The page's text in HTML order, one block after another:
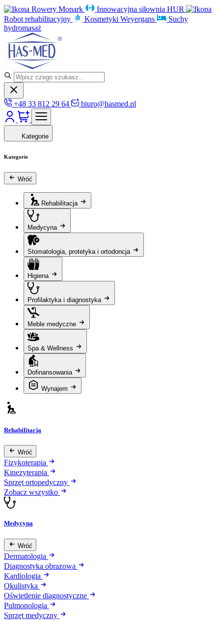
Rowery Monark
Innowacyjna siłownia HUR
Robot rehabilitacyjny
Kosmetyki Weyergans
Suchy
hydromasaż
+48 33 812 29 64 biuro@hasmed.pl
Kategorie
Kategorie
Wróć
Rehabilitacja
Medycyna
Stomatologia, protetyka i ortodoncja
Higiena
Profilaktyka i diagnostyka
Meble medyczne
Spa & Wellness
Dofinansowania
Wynajem
Rehabilitacja
Wróć
Fizykoterapia
Kinezyterapia
Sprzęt ortopedyczny
Zobacz wszystko
Medycyna
Wróć
Dermatologia
Diagnostyka obrazowa
Kardiologia
Okulistyka
Oświetlenie diagnostyczne
Pulmonologia
Sprzęt medyczny